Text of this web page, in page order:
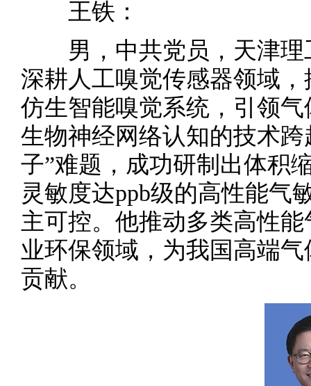
王铁：
男，中共党员，天津理
深耕人工嗅觉传感器领域
仿生智能嗅觉系统，引领
生物神经网络认知的技术
子”难题，成功研制出体积
灵敏度达ppb级的高性能气
主可控。他推动多类高性
业环保领域，为我国高端
贡献。